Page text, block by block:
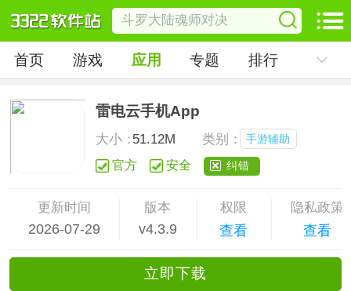
首页 游戏 应用 专题 排行
雷电云手机App
大小：51.12M 类别： 手游辅助
官方 安全 纠错
更新时间
2026-07-29
版本
v4.3.9
权限
查看
隐私政策
查看
立即下载